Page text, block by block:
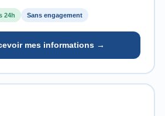
24h Sans engagement
mes informations →